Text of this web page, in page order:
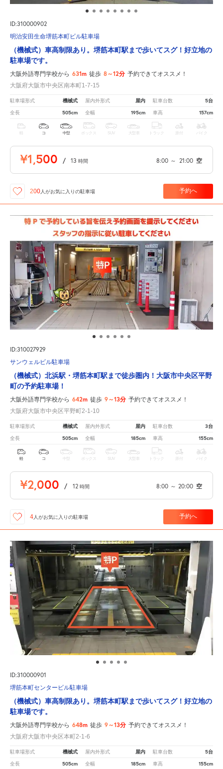
ID:310000902
明治安田生命堺筋本町ビル駐車場
（機械式）車高制限あり。堺筋本町駅まで歩いてスグ！好立地の
駐車場です。
大阪外語専門学校から 631m 徒歩 8～12分 予約できてオススメ！
大阪府大阪市中央区南本町1-7-15
駐車場形式 機械式 屋内外形式 屋内 駐車台数 5台
全長 505cm 全幅 195cm 車高 157cm
軽 コ 中型 ボックス SUV 大型車 トラック 原付 バイク
¥1,500 / 13 時間 8:00 ～ 21:00 空
200 人がお気に入りの駐車場 予約へ
ID:310027929
サンウェルビル駐車場
（機械式）北浜駅・堺筋本町駅まで徒歩圏内！大阪市中央区平野
町の予約駐車場！
大阪外語専門学校から 642m 徒歩 9～13分 予約できてオススメ！
大阪府大阪市中央区平野町2-1-10
駐車場形式 機械式 屋内外形式 屋内 駐車台数 3台
全長 505cm 全幅 185cm 車高 155cm
軽 コ 中型 ボックス SUV 大型車 トラック 原付 バイク
¥2,000 / 12 時間 8:00 ～ 20:00 空
4 人がお気に入りの駐車場 予約へ
ID:310000901
堺筋本町センタービル駐車場
（機械式）車高制限あり。堺筋本町駅まで歩いてスグ！好立地の
駐車場です。
大阪外語専門学校から 648m 徒歩 9～13分 予約できてオススメ！
大阪府大阪市中央区本町2-1-6
駐車場形式 機械式 屋内外形式 屋内 駐車台数 5台
全長 505cm 全幅 185cm 車高 155cm